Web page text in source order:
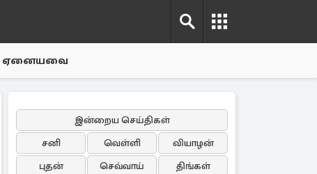
ஏனையவை
இன்றைய செய்திகள்
சனி
வெள்ளி
வியாழன்
புதன்
செவ்வாய்
திங்கள்